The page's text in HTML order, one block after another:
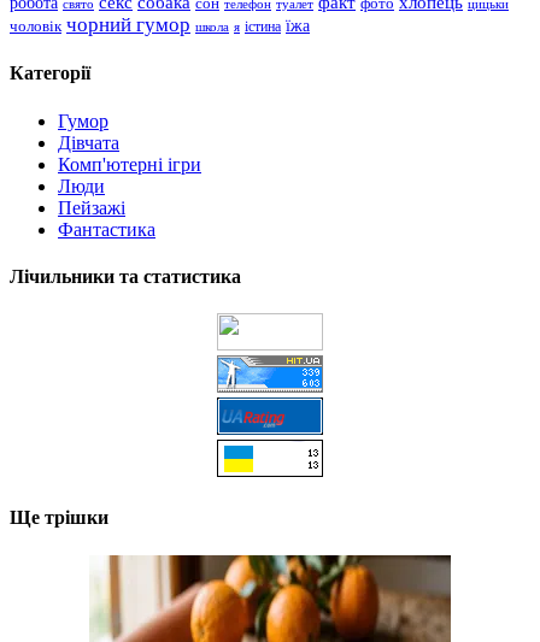
свято телефон туалет фото цицьки
чоловік чорний гумор школа я істина їжа
Категорії
Гумор
Дівчата
Комп'ютерні ігри
Люди
Пейзажі
Фантастика
Лічильники та статистика
Ще трішки